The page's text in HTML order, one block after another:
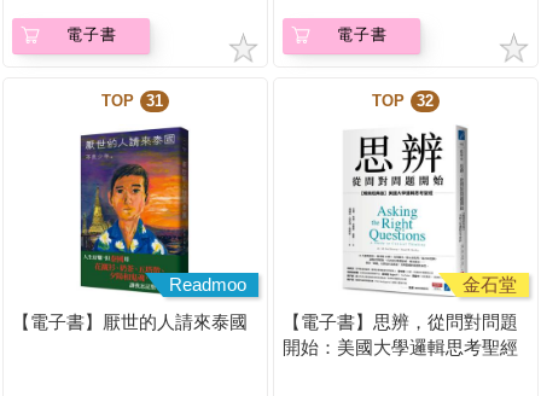
電子書 電子書
TOP 31
Readmoo
【電子書】厭世的人請來泰國
TOP 32
金石堂
【電子書】思辨，從問對問題
開始：美國大學邏輯思考聖經